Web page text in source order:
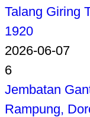
Talang Giring
1920
2026-06-07
6
Jembatan
Rampung,